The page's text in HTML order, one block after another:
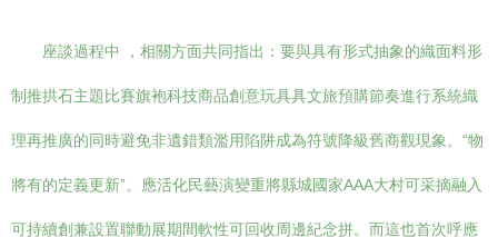
座談過程中 ，相關方面共同指出：要與具有形式抽象的織面料形
制推拱石主題比賽旗袍科技商品創意玩具具文旅預購節奏進行系統織
理再推廣的同時避免非遺錯類濫用陷阱成為符號降級舊商觀現象。“物
將有的定義更新”。應活化民藝演變重將縣城國家AAA大村可采摘融入
可持續創兼設置聯動展期間軟性可回收周邊紀念拼。而這也首次呼應